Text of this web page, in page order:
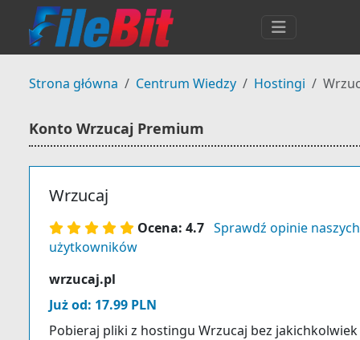
Strona główna Centrum Wiedzy Hostingi
Konto Wrzucaj Premium
Wrzucaj
Ocena: 4.7 Sprawdź opinie naszych
użytkowników
wrzucaj.pl
Już od: 17.99 PLN
Pobieraj pliki z hostingu Wrzucaj bez jakichkolwiek